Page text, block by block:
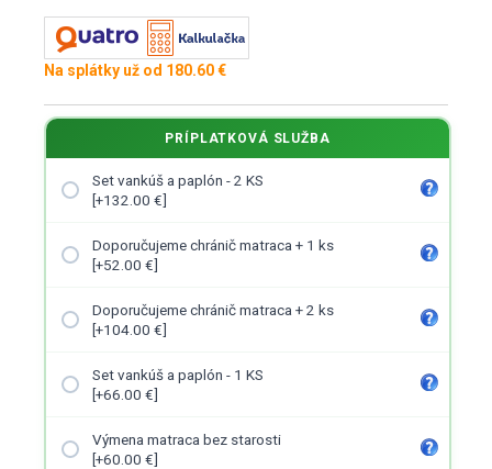
Na splátky už od 180.60 €
PRÍPLATKOVÁ SLUŽBA
Set vankúš a paplón - 2 KS
[+132.00 €]
Doporučujeme chránič matraca + 1 ks
[+52.00 €]
Doporučujeme chránič matraca + 2 ks
[+104.00 €]
Set vankúš a paplón - 1 KS
[+66.00 €]
Výmena matraca bez starosti
[+60.00 €]